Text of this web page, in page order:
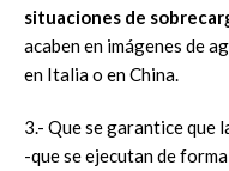
situaciones de
acaben en imágenes de
en Italia o en China.
3.- Que se garantice que
-que se ejecutan de